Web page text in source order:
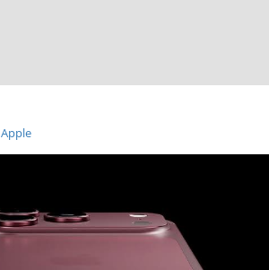
Apple